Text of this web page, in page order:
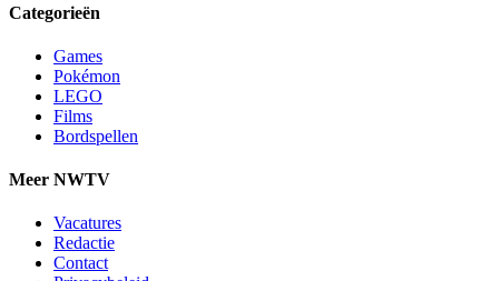
Categorieën
Games
Pokémon
LEGO
Films
Bordspellen
Meer NWTV
Vacatures
Redactie
Contact